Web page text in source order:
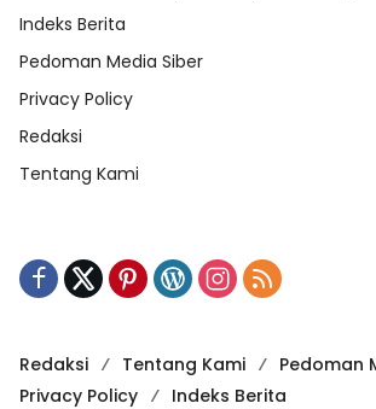
Indeks Berita
Pedoman Media Siber
Privacy Policy
Redaksi
Tentang Kami
Redaksi Tentang Kami
Pedoman
Privacy Policy
Indeks Berita